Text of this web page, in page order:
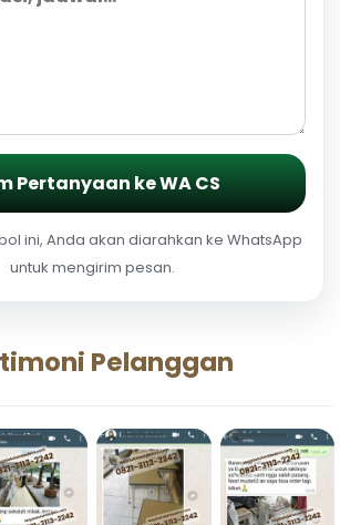
Pertanyaan ke WA CS
ini, Anda akan diarahkan ke WhatsApp
untuk mengirim pesan.
Pelanggan